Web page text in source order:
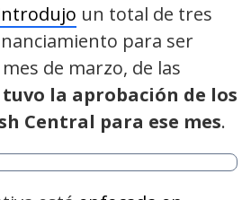
un total de tres
para ser
de marzo, de las
la aprobación de los
Central para ese mes.